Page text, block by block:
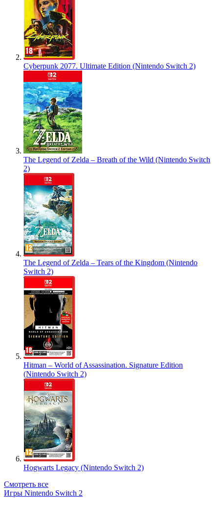
Cyberpunk 2077. Ultimate Edition (Nintendo Switch 2)
The Legend of Zelda – Breath of the Wild (Nintendo Switch
2)
The Legend of Zelda – Tears of the Kingdom (Nintendo
Switch 2)
Hitman – World of Assassination. Signature Edition
(Nintendo Switch 2)
Hogwarts Legacy (Nintendo Switch 2)
Смотреть все
Игры Nintendo Switch 2